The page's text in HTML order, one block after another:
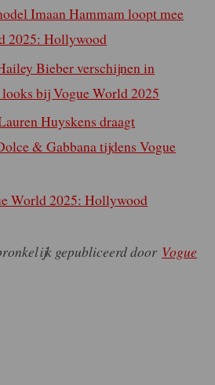
Imaan Hammam loopt mee
2025: Hollywood
Bieber verschijnen in
bij Vogue World 2025
Huyskens draagt
& Gabbana tijdens Vogue
World 2025: Hollywood
gepubliceerd door Vogue